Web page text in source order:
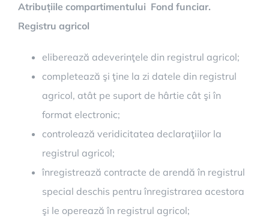
Atribuțiile compartimentului Fond funciar.
Registru agricol
eliberează adeverinţele din registrul agricol;
completează şi ţine la zi datele din registrul
agricol, atât pe suport de hârtie cât şi în
format electronic;
controlează veridicitatea declaraţiilor la
registrul agricol;
înregistrează contracte de arendă în registrul
special deschis pentru înregistrarea acestora
şi le operează în registrul agricol;